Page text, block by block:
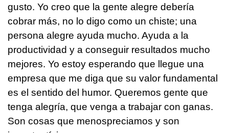
gusto. Yo creo que la gente alegre debería
cobrar más, no lo digo como un chiste; una
persona alegre ayuda mucho. Ayuda a la
productividad y a conseguir resultados mucho
mejores. Yo estoy esperando que llegue una
empresa que me diga que su valor fundamental
es el sentido del humor. Queremos gente que
tenga alegría, que venga a trabajar con ganas.
Son cosas que menospreciamos y son